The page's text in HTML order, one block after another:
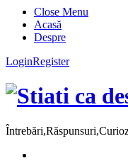
Close Menu
Acasă
Despre
LoginRegister